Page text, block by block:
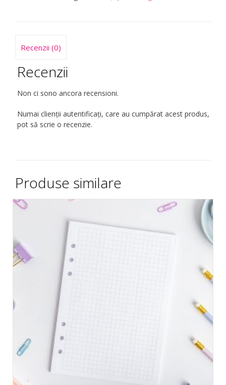
Recenzii (0)
Recenzii
Non ci sono ancora recensioni.
Numai clienții autentificați, care au cumpărat acest produs,
pot să scrie o recenzie.
Produse similare